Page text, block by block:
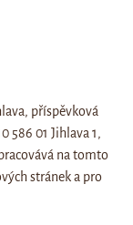
příspěvková
586 01 Jihlava 1,
na tomto
stránek a pro